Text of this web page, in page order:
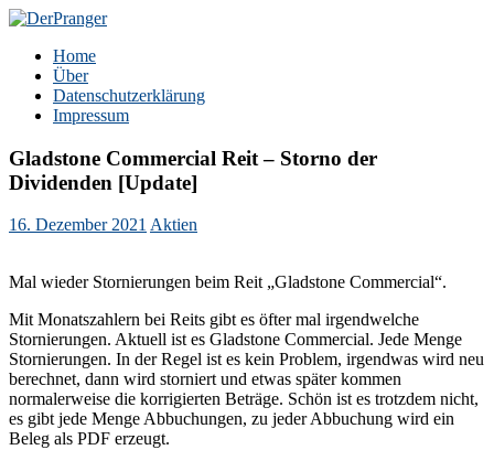
Zum
springen
DerPranger
Finanzen, Freiheit, Prangerei
Home
Über
Datenschutzerklärung
Impressum
Gladstone Commercial Reit – Storno der
Dividenden [Update]
16. Dezember 2021 Aktien
Mal wieder Stornierungen beim Reit „Gladstone Commercial“.
Mit Monatszahlern bei Reits gibt es öfter mal irgendwelche
Stornierungen. Aktuell ist es Gladstone Commercial. Jede Menge
Stornierungen. In der Regel ist es kein Problem, irgendwas wird neu
berechnet, dann wird storniert und etwas später kommen
normalerweise die korrigierten Beträge. Schön ist es trotzdem nicht,
es gibt jede Menge Abbuchungen, zu jeder Abbuchung wird ein
Beleg als PDF erzeugt.